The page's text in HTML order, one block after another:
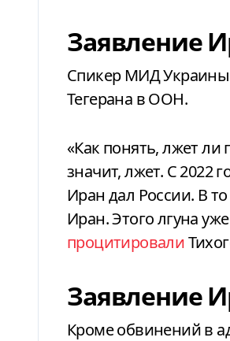
Заявление
Спикер МИД Украины
Тегерана в ООН.
«Как понять, лжет ли
значит, лжет. С 2022
Иран дал России. В
Иран. Этого лгуна
процитировали
Заявление
Кроме обвинений в